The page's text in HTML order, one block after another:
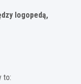
logopedą,
to: